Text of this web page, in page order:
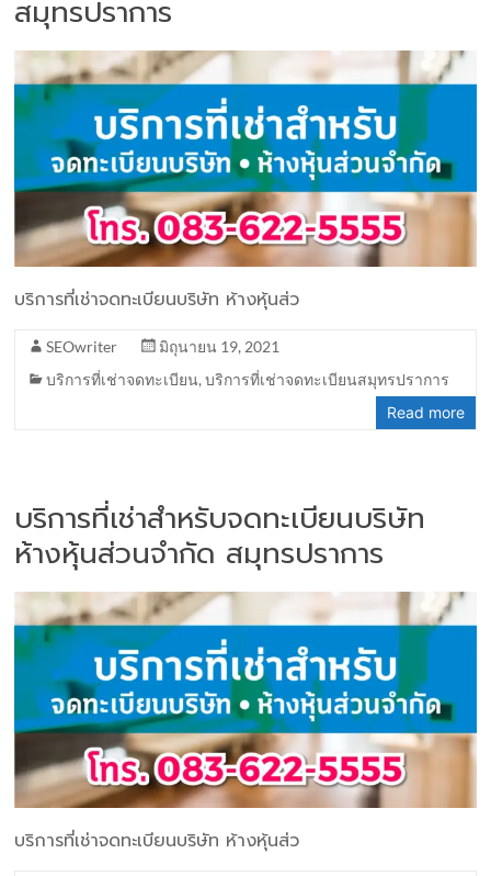
สมุทรปราการ
บริการที่เช่าจดทะเบียนบริษัท ห้างหุ้นส่ว
SEOwriter
มิถุนายน 19, 2021
บริการที่เช่าจดทะเบียน,บริการที่เช่าจดทะเบียนสมุทรปราการ
Read more
บริการที่เช่าสำหรับจดทะเบียนบริษัท
ห้างหุ้นส่วนจำกัด สมุทรปราการ
บริการที่เช่าจดทะเบียนบริษัท ห้างหุ้นส่ว